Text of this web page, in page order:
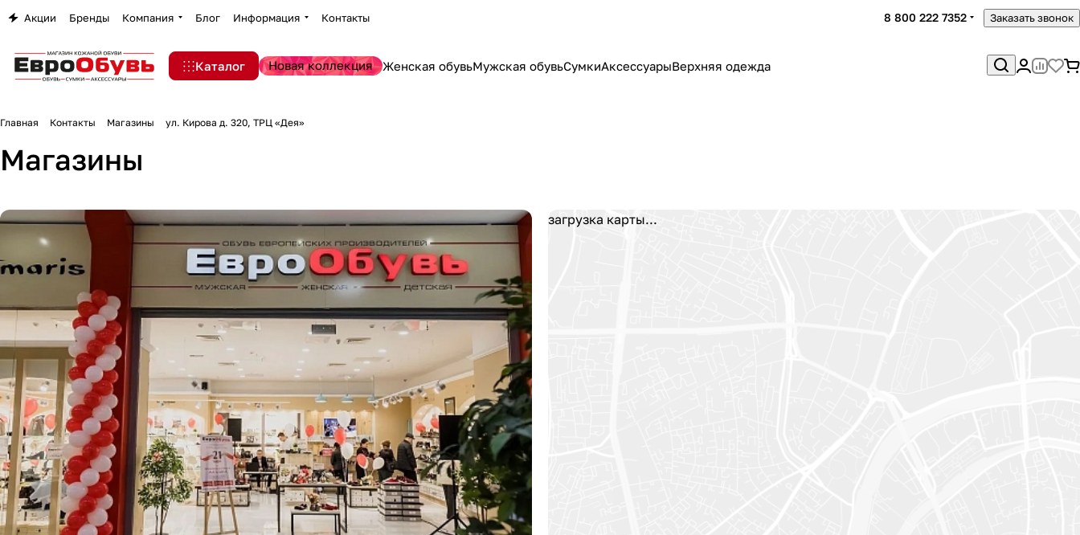
Акции Бренды Компания Блог Информация Контакты 8 800 222 7352 Заказать звонок
Каталог Новая коллекция Женская обувьМужская обувьСумкиАксессуарыВерхняя одежда
Главная Контакты Магазины ул. Кирова д. 320, ТРЦ «Дея»
Магазины
загрузка карты...